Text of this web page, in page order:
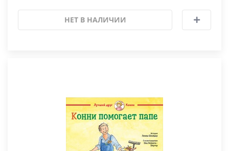
НЕТ В НАЛИЧИИ